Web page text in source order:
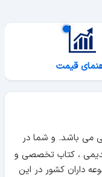
قیمت
می باشد. و شما در
، کتاب تخصصی و
داران کشور در این